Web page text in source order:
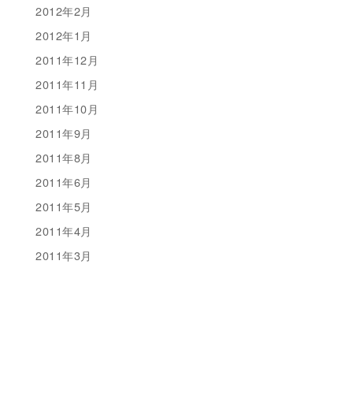
2012年2月
2012年1月
2011年12月
2011年11月
2011年10月
2011年9月
2011年8月
2011年6月
2011年5月
2011年4月
2011年3月